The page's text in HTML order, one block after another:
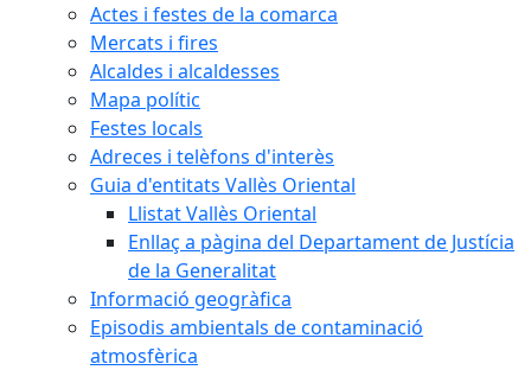
Actes i festes de la comarca
Mercats i fires
Alcaldes i alcaldesses
Mapa polític
Festes locals
Adreces i telèfons d'interès
Guia d'entitats Vallès Oriental
Llistat Vallès Oriental
Enllaç a pàgina del Departament de Justícia
de la Generalitat
Informació geogràfica
Episodis ambientals de contaminació
atmosfèrica